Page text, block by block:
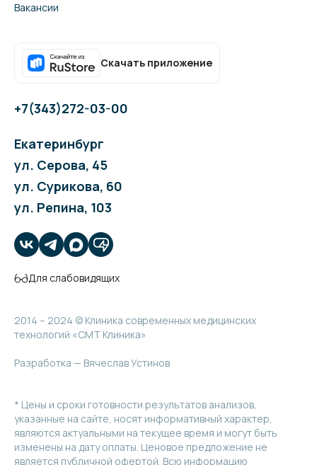
Вакансии
Скачать приложение
+7(343)272-03-00
Екатеринбург
ул. Серова, 45
ул. Сурикова, 60
ул. Репина, 103
Для слабовидящих
2014 – 2024 © Клиника современных медицинских
технологий «СМТ Клиника»
Разработка — Вячеслав Устинов
* Цены и сроки готовности результатов анализов,
указанные на сайте, носят информативный характер,
являются актуальными на текущее время и могут быть
изменены на дату оплаты. Ценовое предложение не
является публичной офертой. Всю информацию